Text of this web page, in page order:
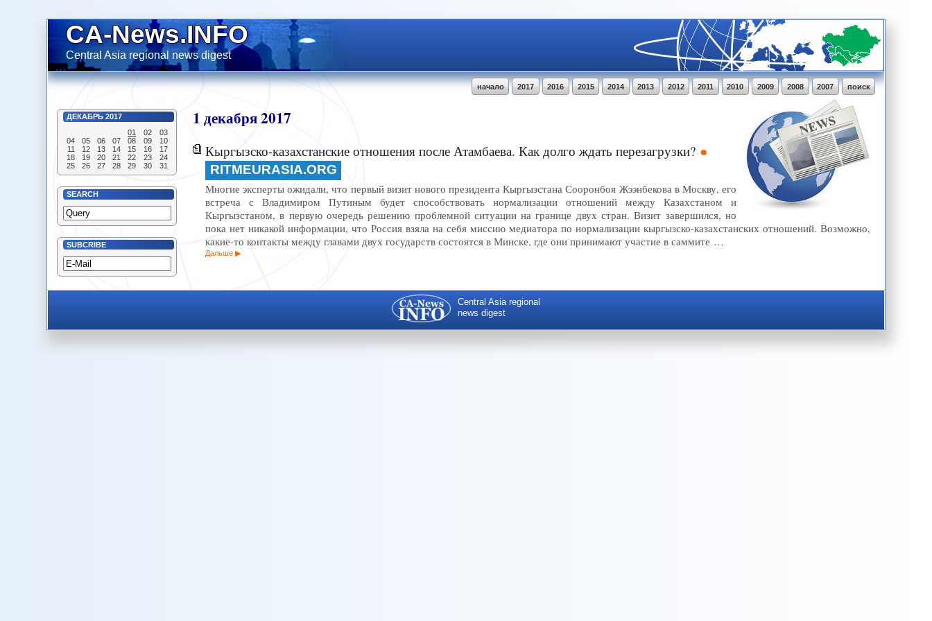
CA-News.INFO
Central Asia regional news digest
поиск
2007
2008
2009
2010
2011
2012
2013
2014
2015
2016
2017
начало
ДЕКАБРЬ 2017
01
02
03
04
05 06 07 08 09
10
11
12 13 14 15 16
17
18
19 20 21 22 23
24
25
26 27 28 29 30 31
SEARCH
SUBCRIBE
1декабря2017
Кыргызско-казахстанские отношения после Атамбаева. Как долго ждать перезагрузки?
RITMEURASIA.ORG
Многие эксперты ожидали, что первый визит нового президента Кыргызстана Сооронбоя Жээнбекова в Москву, его
встреча с Владимиром Путиным будет способствовать нормализации отношений между Казахстаном и
Кыргызстаном, в первую очередь решению проблемной ситуации на границе двух стран. Визит завершился, но
пока нет никакой информации, что Россия взяла на себя миссию медиатора по нормализации кыргызско-казахстанских отношений. Возможно,
какие-то контакты между главами двух государств состоятся в Минске, где они принимают участие в саммите …
Дальше
Central Asia regional
news digest